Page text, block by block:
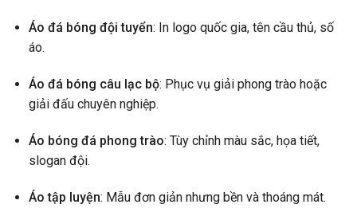
Áo đá bóng đội tuyển: In logo quốc gia, tên cầu thủ, số
áo.
Áo đá bóng câu lạc bộ: Phục vụ giải phong trào hoặc
giải đấu chuyên nghiệp.
Áo bóng đá phong trào: Tùy chỉnh màu sắc, họa tiết,
slogan đội.
Áo tập luyện: Mẫu đơn giản nhưng bền và thoáng mát.